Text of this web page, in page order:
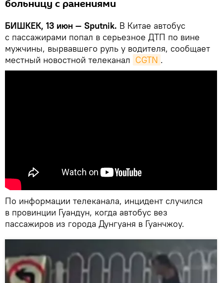
больницу с ранениями
БИШКЕК, 13 июн — Sputnik. В Китае автобус
с пассажирами попал в серьезное ДТП по вине
мужчины, вырвавшего руль у водителя, сообщает
местный новостной телеканал CGTN .
По информации телеканала, инцидент случился
в провинции Гуандун, когда автобус вез
пассажиров из города Дунгуаня в Гуанчжоу.